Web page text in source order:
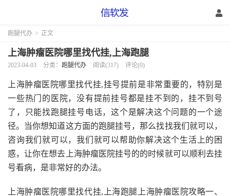
跑腿代办 > 正文
上海肿瘤医院哪里找代挂,上海跑腿
2023-04-03 分类： 跑腿代办 阅读(317) 评论(0)
上海肿瘤医院哪里找代挂,挂号提前是非常重要的，特别是
一些热门的医院，没有提前挂号都是挂不到的，挂不到号
了，只能找跑腿挂号电话，这个是解决这个问题的一个途
径。当你想知道这方面的跑腿挂号，那么找找我们就可以，
咨询我们就可以，我们就可以帮助你解决这个生活上的困
惑，让你在想去上海肿瘤医院挂号的的时候就可以顺利去挂
号看病，是非常好的办法。
上海肿瘤医院哪里找代挂,上海跑腿上海肿瘤医院攻略一、